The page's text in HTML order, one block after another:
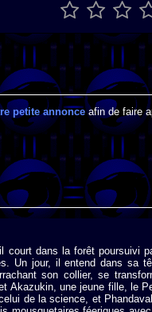
petite annonceafin de faire
dans la forêt poursuivi
Un jour, il entend dans sa
son collier, se
Akazukin, une jeune fille, le
de la science, et